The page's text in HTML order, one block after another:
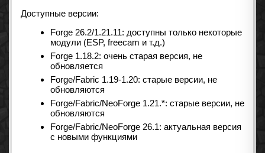
Доступные версии:
Forge 26.2/1.21.11: доступны только некоторые
модули (ESP, freecam и т.д.)
Forge 1.18.2: очень старая версия, не
обновляется
Forge/Fabric 1.19-1.20: старые версии, не
обновляются
Forge/Fabric/NeoForge 1.21.*: старые версии, не
обновляются
Forge/Fabric/NeoForge 26.1: актуальная версия
с новыми функциями